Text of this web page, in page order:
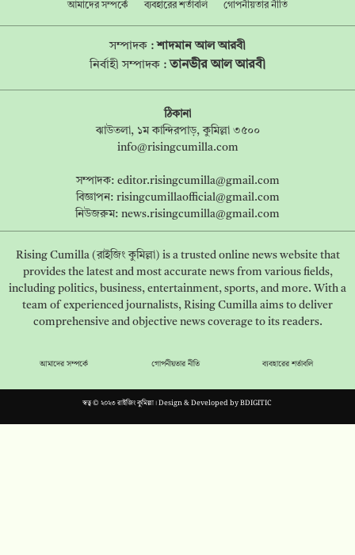
আমাদের সম্পর্কে ব্যবহারের শর্তাবলি গোপনীয়তার নীতি
সম্পাদক :শাদমান আল আরবী
নির্বাহী সম্পাদক :তানভীর আল আরবী
ঠিকানা
ঝাউতলা, ১ম কান্দিরপাড়, কুমিল্লা ৩৫০০
info@risingcumilla.com
সম্পাদক: editor.risingcumilla@gmail.com
বিজ্ঞাপন: risingcumillaofficial@gmail.com
নিউজরুম: news.risingcumilla@gmail.com
Rising Cumilla (রাইজিং কুমিল্লা) is a trusted online news website that
provides the latest and most accurate news from various fields,
including politics, business, entertainment, sports, and more. With a
team of experienced journalists, Rising Cumilla aims to deliver
comprehensive and objective news coverage to its readers.
আমাদের সম্পর্কে গোপনীয়তার নীতি ব্যবহারের শর্তাবলি
স্বত্ব © ২০২৩ রাইজিং কুমিল্লা। Design & Developed byBDIGITIC